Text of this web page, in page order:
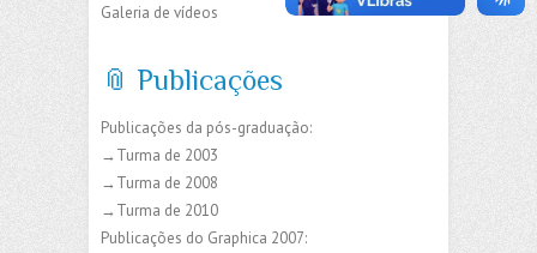
Galeria de vídeos
📎 Publicações
Publicações da pós-graduação:
→Turma de 2003
→Turma de 2008
→Turma de 2010
Publicações do Graphica 2007: